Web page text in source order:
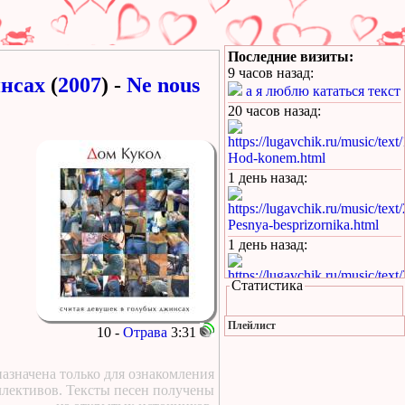
(2007) - Ne nous
10 - Отрава 3:31
только для ознакомления
Тексты песен получены
Последние визиты:
9 часов назад:
а я люблю кататься текст
20 часов назад:
https://lugavchik.ru/music/
Hod-konem.html
1 день назад:
https://lugavchik.ru/music/
Pesnya-besprizornika.html
1 день назад:
https://lugavchik.ru/music/
Pesnya-besprizornika.html
Статистика
Плейлист